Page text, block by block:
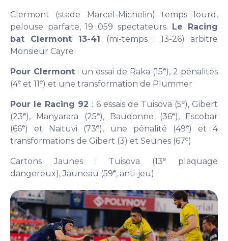
Clermont (stade Marcel-Michelin) temps lourd,
pelouse parfaite, 19 059 spectateurs. Le Racing
bat Clermont 13-41
(mi-temps : 13-26) arbitre
Monsieur Cayre
Pour Clermont : un essai de Raka (15e), 2 pénalités
(4e et 11e) et une transformation de Plummer
Pour le Racing 92 : 6 essais de Tuisova (5e), Gibert
(23e), Manyarara (25e), Baudonne (36e), Escobar
(66e) et Naituvi (73e), une pénalité (49e) et 4
transformations de Gibert (3) et Seunes (67e)
Cartons Jaunes : Tuisova (13e
plaquage
dangereux), Jauneau (59e, anti-jeu)